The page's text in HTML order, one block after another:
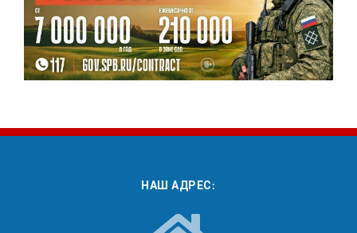
НАШ АДРЕС: